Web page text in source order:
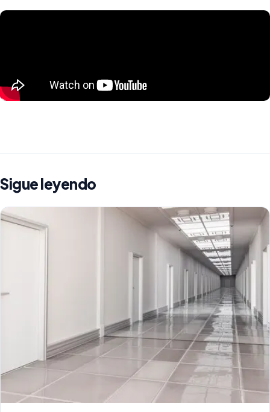
Sigue leyendo